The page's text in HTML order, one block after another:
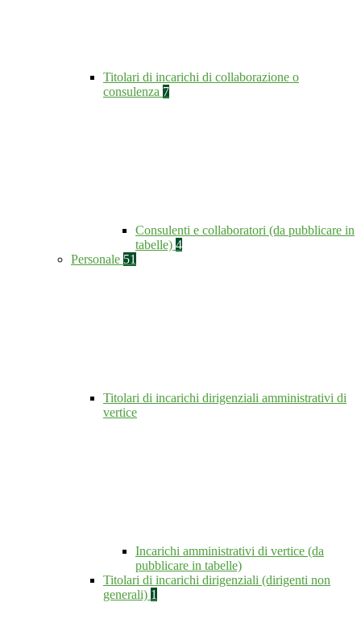
Titolari di incarichi di collaborazione o
consulenza 7
Consulenti e collaboratori (da pubblicare in
tabelle) 4
Personale 51
Titolari di incarichi dirigenziali amministrativi di
vertice
Incarichi amministrativi di vertice (da
pubblicare in tabelle)
Titolari di incarichi dirigenziali (dirigenti non
generali) 1